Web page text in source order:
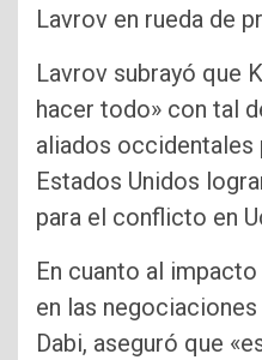
Lavrov en rueda de
Lavrov subrayó que
hacer todo» con tal
aliados occidentales
Estados Unidos
para el conflicto en
En cuanto al
en las
Dabi, aseguró que